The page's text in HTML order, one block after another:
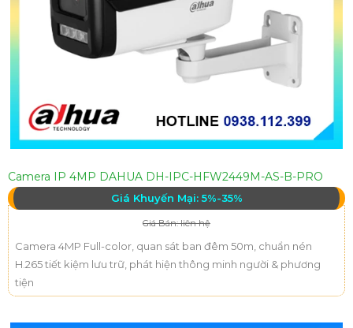
Camera IP 4MP DAHUA DH-IPC-HFW2449M-AS-B-PRO
Giá Khuyến Mại: 5%-35%
Giá Bán: liên hệ
Camera 4MP Full-color, quan sát ban đêm 50m, chuẩn nén
H.265 tiết kiệm lưu trữ, phát hiện thông minh người & phương
tiện